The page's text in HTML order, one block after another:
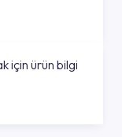
için ürün bilgi